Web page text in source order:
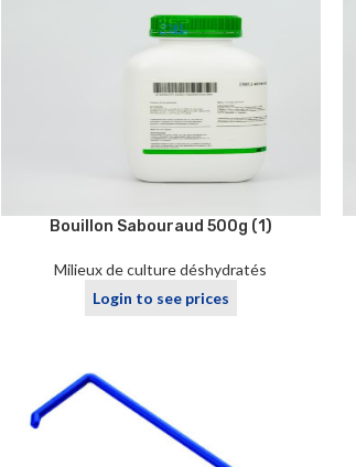
Bouillon Sabouraud 500g (1)
Milieux de culture déshydratés
Login to see prices